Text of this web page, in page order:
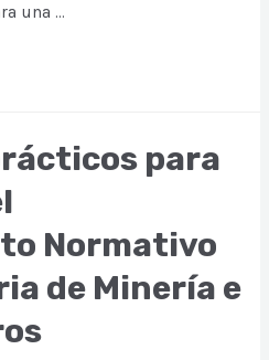
una …
para
Normativo
de Minería e